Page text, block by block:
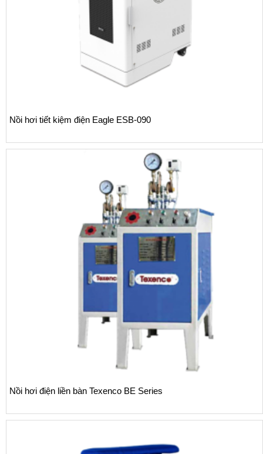
Nồi hơi tiết kiệm điện Eagle ESB-090
Nồi hơi điện liền bàn Texenco BE Series